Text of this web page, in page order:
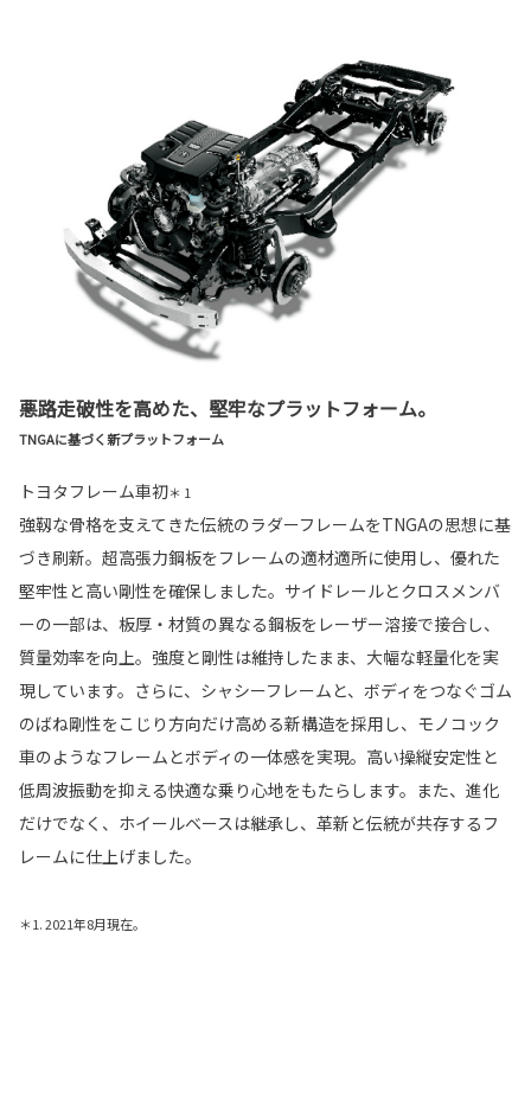
悪路走破性を高めた、堅牢なプラットフォーム。
TNGAに基づく新プラットフォーム
トヨタフレーム車初＊ 1
強靱な骨格を支えてきた伝統のラダーフレームをTNGAの思想に基
づき刷新。超高張力鋼板をフレームの適材適所に使用し、優れた
堅牢性と高い剛性を確保しました。サイドレールとクロスメンバ
ーの一部は、板厚・材質の異なる鋼板をレーザー溶接で接合し、
質量効率を向上。強度と剛性は維持したまま、大幅な軽量化を実
現しています。さらに、シャシーフレームと、ボディをつなぐゴム
のばね剛性をこじり方向だけ高める新構造を採用し、モノコック
車のようなフレームとボディの一体感を実現。高い操縦安定性と
低周波振動を抑える快適な乗り心地をもたらします。また、進化
だけでなく、ホイールベースは継承し、革新と伝統が共存するフ
レームに仕上げました。
＊1. 2021年8月現在。